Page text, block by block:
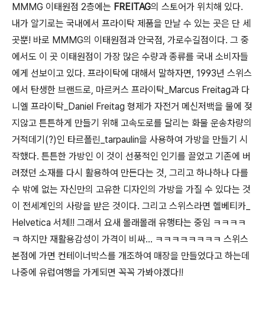
MMMG 이태원점 2층에는 FREITAG의 스토어가 위치해 있다.
내가 알기로는 국내에서 프라이탁 제품을 만날 수 있는 곳은 단 세
곳뿐! 바로 MMMG의 이태원점과 안국점, 가로수길점이다. 그 중
에서도 이 곳 이태원점이 가장 많은 수량과 종류를 국내 소비자들
에게 선보이고 있다. 프라이탁에 대해서 말하자면, 1993년 스위스
에서 탄생한 브랜드로, 마르커스 프라이탁_Marcus Freitag과 다
니엘 프라이탁_Daniel Freitag 형제가 자전거 메신저백을 물에 젖
지않고 튼튼하게 만들기 위해 고속도로를 달리는 화물 운송차량의
거적데기(?)인 타르폴린_tarpaulin을 사용하여 가방을 만들기 시
작했다. 튼튼한 가방인 이 것이 선풍적인 인기를 끌었고 기존에 버
려졌던 소재를 다시 활용하여 만든다는 것, 그리고 하나하나 다를
수 밖에 없는 자신만의 고유한 디자인의 가방을 가질 수 있다는 것
이 전세계인의 사랑을 받은 것이다. 그리고 스위스라면 헬베티카_
Helvetica 서체!! 그래서 요새 몰래몰래 유행타는 중임 ㅋㅋㅋㅋ
ㅋ 하지만 재활용감성이 가격이 비싸... ㅋㅋㅋㅋㅋㅋㅋㅋ 스위스
본점에 가면 컨테이너박스를 개조하여 매장을 만들었다고 하는데
나중에 유럽여행을 가게되면 꼭꼭 가봐야겠다!!